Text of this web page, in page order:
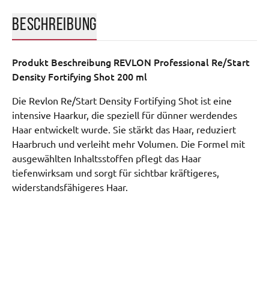
BESCHREIBUNG
Produkt Beschreibung REVLON Professional Re/Start
Density Fortifying Shot 200 ml
Die Revlon Re/Start Density Fortifying Shot ist eine
intensive Haarkur, die speziell für dünner werdendes
Haar entwickelt wurde. Sie stärkt das Haar, reduziert
Haarbruch und verleiht mehr Volumen. Die Formel mit
ausgewählten Inhaltsstoffen pflegt das Haar
tiefenwirksam und sorgt für sichtbar kräftigeres,
widerstandsfähigeres Haar.